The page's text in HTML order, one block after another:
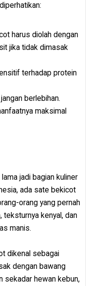
harus diolah dengan
jika tidak dimasak
terhadap protein
berlebihan.
maksimal
jadi bagian kuliner
ada sate bekicot
orang yang pernah
teksturnya kenyal, dan
manis.
dikenal sebagai
dengan bawang
sekadar hewan kebun,